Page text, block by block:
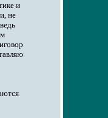
и
не